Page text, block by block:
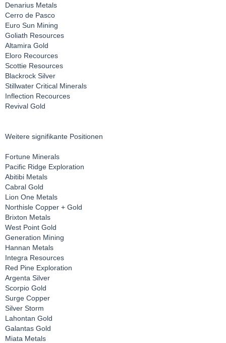
Denarius Metals
Cerro de Pasco
Euro Sun Mining
Goliath Resources
Altamira Gold
Eloro Recources
Scottie Resources
Blackrock Silver
Stillwater Critical Minerals
Inflection Recources
Revival Gold
Weitere signifikante Positionen
Fortune Minerals
Pacific Ridge Exploration
Abitibi Metals
Cabral Gold
Lion One Metals
Northisle Copper + Gold
Brixton Metals
West Point Gold
Generation Mining
Hannan Metals
Integra Resources
Red Pine Exploration
Argenta Silver
Scorpio Gold
Surge Copper
Silver Storm
Lahontan Gold
Galantas Gold
Miata Metals